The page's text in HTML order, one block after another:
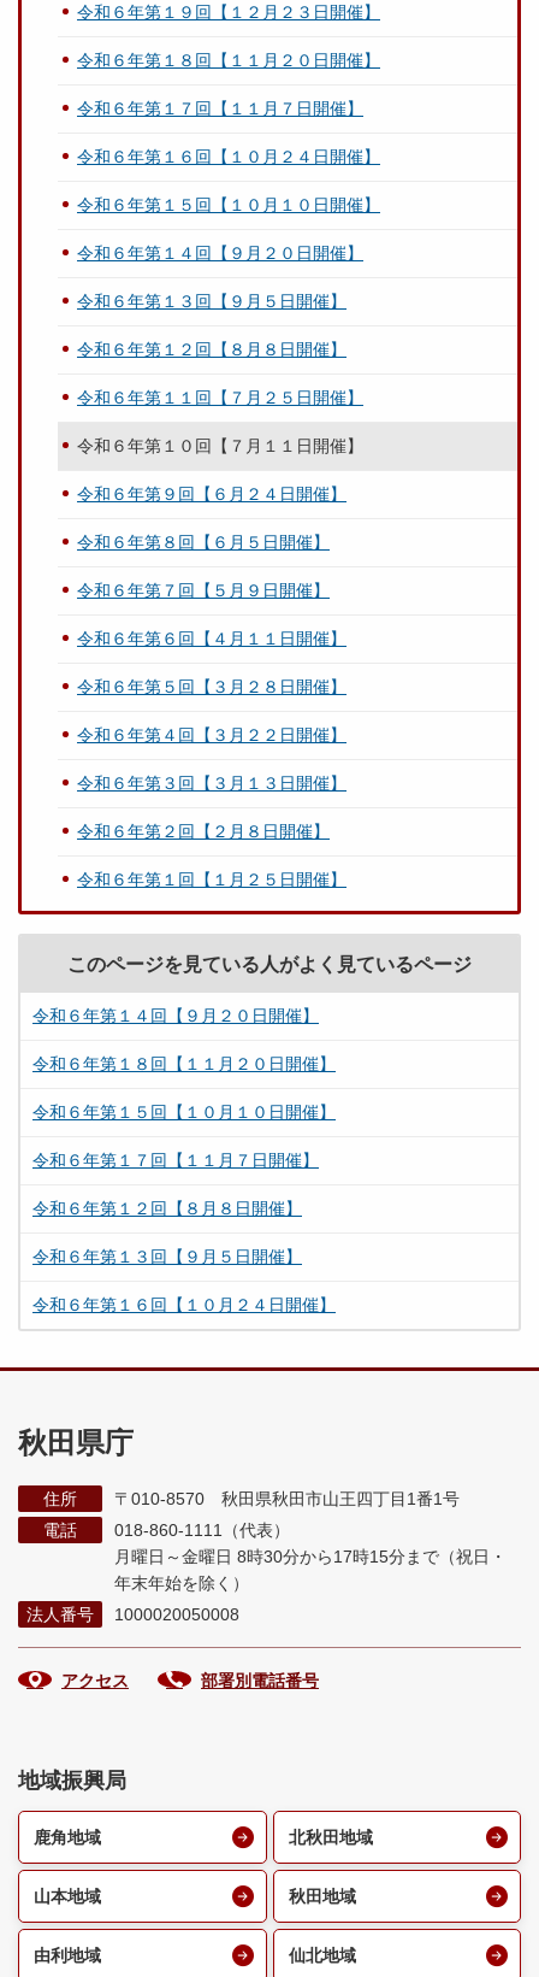
令和６年第１９回【１２月２３日開催】
令和６年第１８回【１１月２０日開催】
令和６年第１７回【１１月７日開催】
令和６年第１６回【１０月２４日開催】
令和６年第１５回【１０月１０日開催】
令和６年第１４回【９月２０日開催】
令和６年第１３回【９月５日開催】
令和６年第１２回【８月８日開催】
令和６年第１１回【７月２５日開催】
令和６年第１０回【７月１１日開催】
令和６年第９回【６月２４日開催】
令和６年第８回【６月５日開催】
令和６年第７回【５月９日開催】
令和６年第６回【４月１１日開催】
令和６年第５回【３月２８日開催】
令和６年第４回【３月２２日開催】
令和６年第３回【３月１３日開催】
令和６年第２回【２月８日開催】
令和６年第１回【１月２５日開催】
このページを見ている人がよく見ているページ
令和６年第１４回【９月２０日開催】
令和６年第１８回【１１月２０日開催】
令和６年第１５回【１０月１０日開催】
令和６年第１７回【１１月７日開催】
令和６年第１２回【８月８日開催】
令和６年第１３回【９月５日開催】
令和６年第１６回【１０月２４日開催】
秋田県庁
住所
〒010-8570 秋田県秋田市山王四丁目1番1号
電話
018-860-1111（代表）
月曜日～金曜日 8時30分から17時15分まで （祝日・
年末年始を除く）
法人番号
1000020050008
アクセス 部署別電話番号
地域振興局
鹿角地域 北秋田地域
山本地域 秋田地域
由利地域 仙北地域